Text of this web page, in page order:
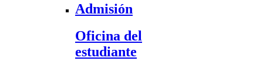
Admisión
Oficina del
estudiante